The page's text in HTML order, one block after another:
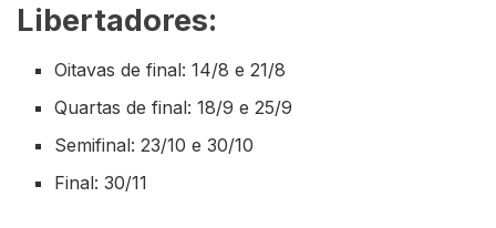
Libertadores:
Oitavas de final: 14/8 e 21/8
Quartas de final: 18/9 e 25/9
Semifinal: 23/10 e 30/10
Final: 30/11